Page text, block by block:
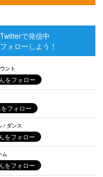
で発信中
ォローしよう！
ント
/ ダンス
ム